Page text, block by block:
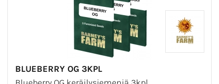
BLUEBERRY OG 3KPL